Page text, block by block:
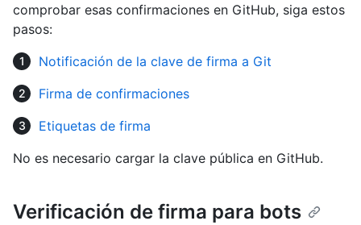
comprobar esas confirmaciones en GitHub, siga estos
pasos:
Notificación de la clave de firma a Git
Firma de confirmaciones
Etiquetas de firma
No es necesario cargar la clave pública en GitHub.
Verificación de firma para bots